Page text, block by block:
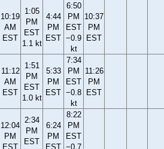
10:19
AM
EST
1:05
PM
EST
1.1 kt
4:44
PM
EST
6:50
PM
EST
−0.9
kt
10:37
PM
EST
11:12
AM
EST
1:51
PM
EST
1.0 kt
5:33
PM
EST
7:34
PM
EST
−0.8
kt
11:26
PM
EST
12:04
PM
EST
2:34
PM
EST
6:24
PM
EST
8:22
PM
EST
−0.7